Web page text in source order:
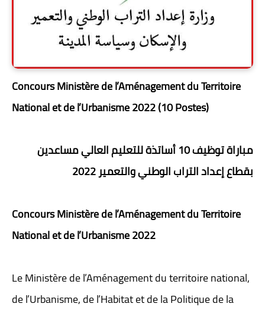
Concours Ministère de l’Aménagement du Territoire
National et de l’Urbanisme 2022 (10 Postes)
مباراة توظيف 10 أساتذة للتعليم العالي مساعدين
بقطاع إعداد التراب الوطني والتعمير 2022
Concours Ministère de l’Aménagement du Territoire
National et de l’Urbanisme 2022
Le Ministère de l’Aménagement du territoire national,
de l’Urbanisme, de l’Habitat et de la Politique de la